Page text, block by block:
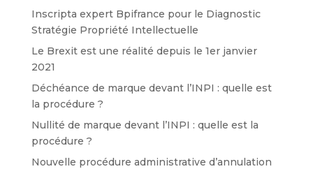
Inscripta expert Bpifrance pour le Diagnostic
Stratégie Propriété Intellectuelle
Le Brexit est une réalité depuis le 1er janvier
2021
Déchéance de marque devant l’INPI : quelle est
la procédure ?
Nullité de marque devant l’INPI : quelle est la
procédure ?
Nouvelle procédure administrative d’annulation